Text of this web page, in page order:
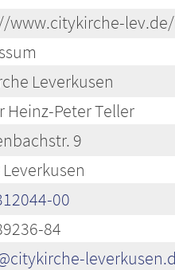
www.citykirche-
Leverkusen
Heinz-Peter Teller
9
00
84